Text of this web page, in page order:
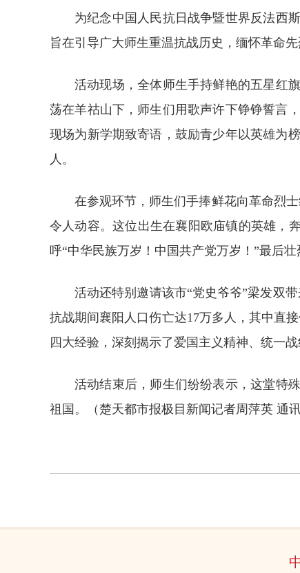
为纪念中国人民抗日战争暨世界反法西
旨在引导广大师生重温抗战历史，缅怀革命
活动现场，全体师生手持鲜艳的五星红
荡在羊祜山下，师生们用歌声许下铮铮誓言
现场为新学期致寄语，鼓励青少年以英雄为
人。
在参观环节，师生们手捧鲜花向革命烈
令人动容。这位出生在襄阳欧庙镇的英雄，
呼“中华民族万岁！中国共产党万岁！”最后壮
活动还特别邀请该市“党史爷爷”梁发双
抗战期间襄阳人口伤亡达17万多人，其中直
四大经验，深刻揭示了爱国主义精神、统一
活动结束后，师生们纷纷表示，这堂特
祖国。（楚天都市报极目新闻记者周萍英 通